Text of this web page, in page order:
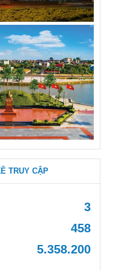
TRUY CẬP
3
458
5.358.200